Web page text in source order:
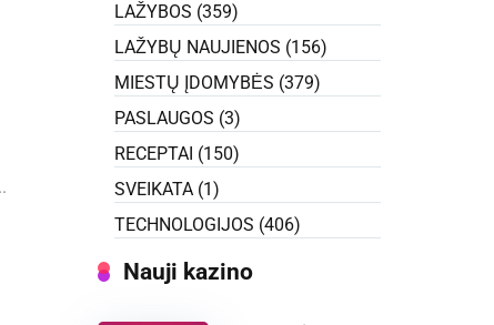
LAŽYBOS (359)
LAŽYBŲ NAUJIENOS (156)
MIESTŲ ĮDOMYBĖS (379)
PASLAUGOS (3)
RECEPTAI (150)
SVEIKATA (1)
TECHNOLOGIJOS (406)
Nauji kazino